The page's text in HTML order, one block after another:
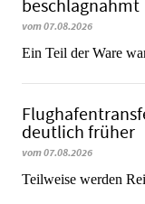
beschlagnahmt
vom 07.08.2026
​​​​​​​Ein Teil der Ware
deutlich früher
vom 07.08.2026
Teilweise werden